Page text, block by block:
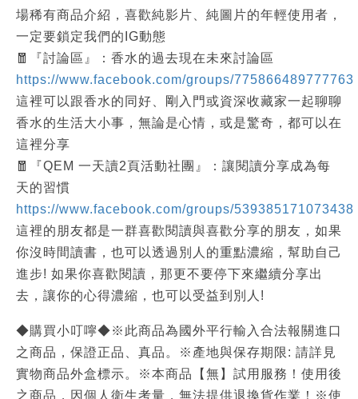
場稀有商品介紹，喜歡純影片、純圖片的年輕使用者，
一定要鎖定我們的IG動態
🧧『討論區』：香水的過去現在未來討論區
https://www.facebook.com/groups/775866489777763
這裡可以跟香水的同好、剛入門或資深收藏家一起聊聊
香水的生活大小事，無論是心情，或是驚奇，都可以在
這裡分享
🧧『QEM 一天讀2頁活動社團』：讓閱讀分享成為每
天的習慣
https://www.facebook.com/groups/539385171073438
這裡的朋友都是一群喜歡閱讀與喜歡分享的朋友，如果
你沒時間讀書，也可以透過別人的重點濃縮，幫助自己
進步! 如果你喜歡閱讀，那更不要停下來繼續分享出
去，讓你的心得濃縮，也可以受益到別人!
◆購買小叮嚀◆※此商品為國外平行輸入合法報關進口
之商品，保證正品、真品。※產地與保存期限: 請詳見
實物商品外盒標示。※本商品【無】試用服務！使用後
之商品，因個人衛生考量，無法提供退換貨作業！※使